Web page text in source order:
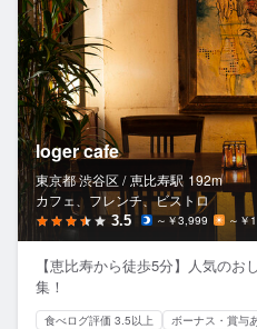
loger cafe
東京都 渋谷区 / 恵比寿駅 192m
カフェ、フレンチ、ビストロ
3.5 ～￥3,999 ～￥
【恵比寿から徒歩5分】人気の
集！
食べログ評価 3.5以上 ボーナス・賞与